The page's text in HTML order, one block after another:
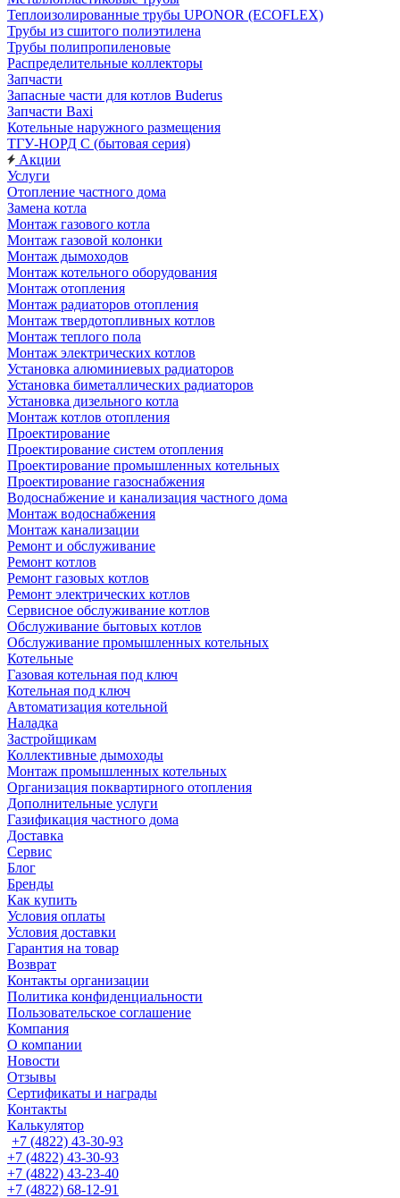
Теплоизолированные трубы UPONOR (ECOFLEX)
Трубы из сшитого полиэтилена
Трубы полипропиленовые
Распределительные коллекторы
Запчасти
Запасные части для котлов Buderus
Запчасти Baxi
Котельные наружного размещения
ТГУ-НОРД С (бытовая серия)
Акции
Услуги
Отопление частного дома
Замена котла
Монтаж газового котла
Монтаж газовой колонки
Монтаж дымоходов
Монтаж котельного оборудования
Монтаж отопления
Монтаж радиаторов отопления
Монтаж твердотопливных котлов
Монтаж теплого пола
Монтаж электрических котлов
Установка алюминиевых радиаторов
Установка биметаллических радиаторов
Установка дизельного котла
Монтаж котлов отопления
Проектирование
Проектирование систем отопления
Проектирование промышленных котельных
Проектирование газоснабжения
Водоснабжение и канализация частного дома
Монтаж водоснабжения
Монтаж канализации
Ремонт и обслуживание
Ремонт котлов
Ремонт газовых котлов
Ремонт электрических котлов
Сервисное обслуживание котлов
Обслуживание бытовых котлов
Обслуживание промышленных котельных
Котельные
Газовая котельная под ключ
Котельная под ключ
Автоматизация котельной
Наладка
Застройщикам
Коллективные дымоходы
Монтаж промышленных котельных
Организация поквартирного отопления
Дополнительные услуги
Газификация частного дома
Доставка
Сервис
Блог
Бренды
Как купить
Условия оплаты
Условия доставки
Гарантия на товар
Возврат
Контакты организации
Политика конфиденциальности
Пользовательское соглашение
Компания
О компании
Новости
Отзывы
Сертификаты и награды
Контакты
Калькулятор
+7 (4822) 43-30-93
+7 (4822) 43-30-93
+7 (4822) 43-23-40
+7 (4822) 68-12-91